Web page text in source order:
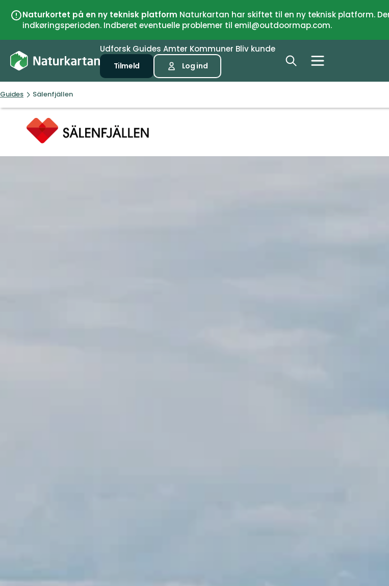
Naturkortet på en ny teknisk platform Naturkartan har skiftet til en ny teknisk platform.
indkøringsperioden. Indberet eventuelle problemer til emil@outdoormap.com.
Udforsk Guides Amter Kommuner Bliv kunde
Tilmeld Log ind
Guides Sälenfjällen